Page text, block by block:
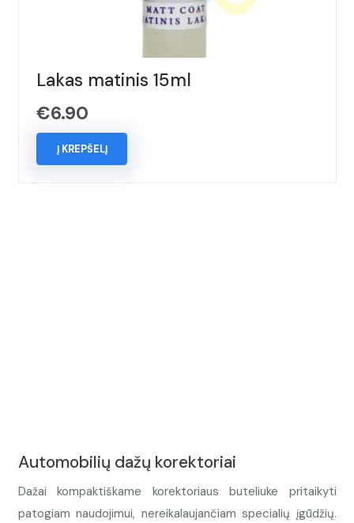
Lakas matinis 15ml
€6.90
Į KREPŠELĮ
Automobilių dažų korektoriai
Dažai kompaktiškame korektoriaus buteliuke pritaikyti
patogiam naudojimui, nereikalaujančiam specialių įgūdžių.